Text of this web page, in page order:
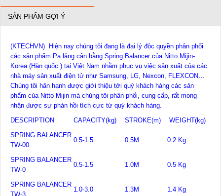
SẢN PHẨM GỢI Ý
(KTECHVN) Hiện nay chúng tôi đang là đại lý độc quyền phân phối
các sản phẩm Pa lăng cân bằng Spring Balancer của Nitto Mijin-
Korea (Hàn quốc ) tại Việt Nam nhằm phục vụ việc sản xuất của các
nhà máy sản xuất điện tử như Samsung, LG, Nexcon, FLEXCON…
Chúng tôi hân hạnh được giới thiệu tới quý khách hàng các sản
phẩm của Nitto Mijin mà chúng tôi phân phối, cung cấp, rất mong
nhận được sự phàn hồi tích cực từ quý khách hàng.
DESCRIPTION
CAPACITY(kg) STROKE(m)
WEIGHT(kg)
SPRING BALANCER
TW-00
0.5-1.5 0.5M 0.2 Kg
SPRING BALANCER
TW-0
0.5-1.5 1.0M 0.5 Kg
SPRING BALANCER
TW-3
1.0-3.0 1.3M 1.4 Kg